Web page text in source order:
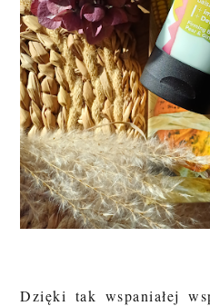
Dzięki tak wspaniałej